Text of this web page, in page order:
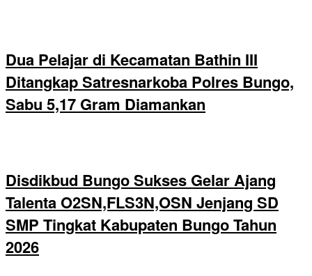
Dua Pelajar di Kecamatan Bathin III
Ditangkap Satresnarkoba Polres Bungo,
Sabu 5,17 Gram Diamankan
Disdikbud Bungo Sukses Gelar Ajang
Talenta O2SN,FLS3N,OSN Jenjang SD
SMP Tingkat Kabupaten Bungo Tahun
2026